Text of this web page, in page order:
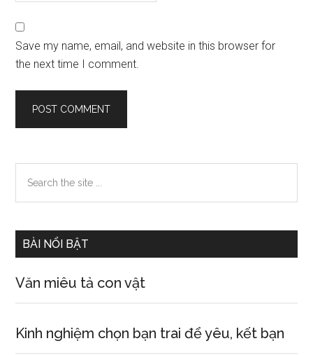
Save my name, email, and website in this browser for
the next time I comment.
Primary
Sidebar
the
BÀI NỔI BẬT
Văn miêu tả con vật
Kinh nghiệm chọn bạn trai để yêu, kết bạn